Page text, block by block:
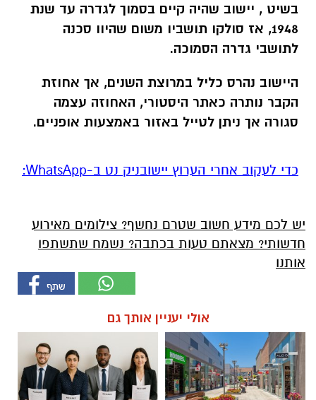
בשיט , יישוב שהיה קיים בסמוך לגדרה עד שנת
1948, אז סולקו תושביו משום שהיוו סכנה
לתושבי גדרה הסמוכה.
היישוב נהרס כליל במרוצת השנים, אך אחוזת
הקבר נותרה כאתר היסטורי, האחוזה עצמה
סגורה אך ניתן לטייל באזור באמצעות אופניים.
‏כדי לעקוב אחרי הערוץ יישובניק נט ב-WhatsApp:‏‏‏
יש לכם מידע חשוב שטרם נחשף? צילומים מאירוע
חדשותי? מצאתם טעות בכתבה? נשמח שתשתפו
אותנו
אולי יעניין אותך גם